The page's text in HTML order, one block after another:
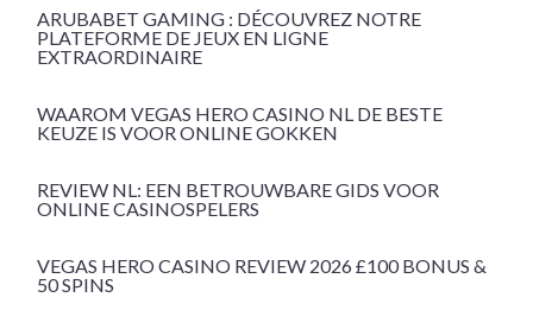
ARUBABET GAMING : DÉCOUVREZ NOTRE
PLATEFORME DE JEUX EN LIGNE
EXTRAORDINAIRE
WAAROM VEGAS HERO CASINO NL DE BESTE
KEUZE IS VOOR ONLINE GOKKEN
REVIEW NL: EEN BETROUWBARE GIDS VOOR
ONLINE CASINOSPELERS
VEGAS HERO CASINO REVIEW 2026 £100 BONUS &
50 SPINS